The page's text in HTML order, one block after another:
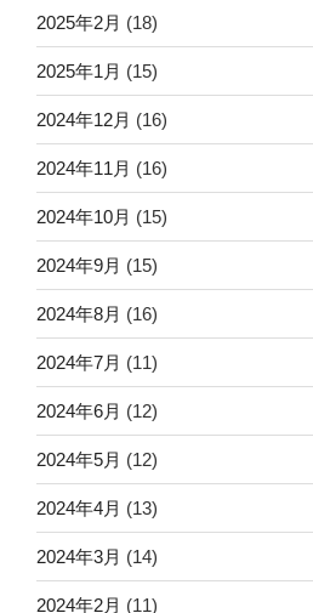
2025年2月 (18)
2025年1月 (15)
2024年12月 (16)
2024年11月 (16)
2024年10月 (15)
2024年9月 (15)
2024年8月 (16)
2024年7月 (11)
2024年6月 (12)
2024年5月 (12)
2024年4月 (13)
2024年3月 (14)
2024年2月 (11)